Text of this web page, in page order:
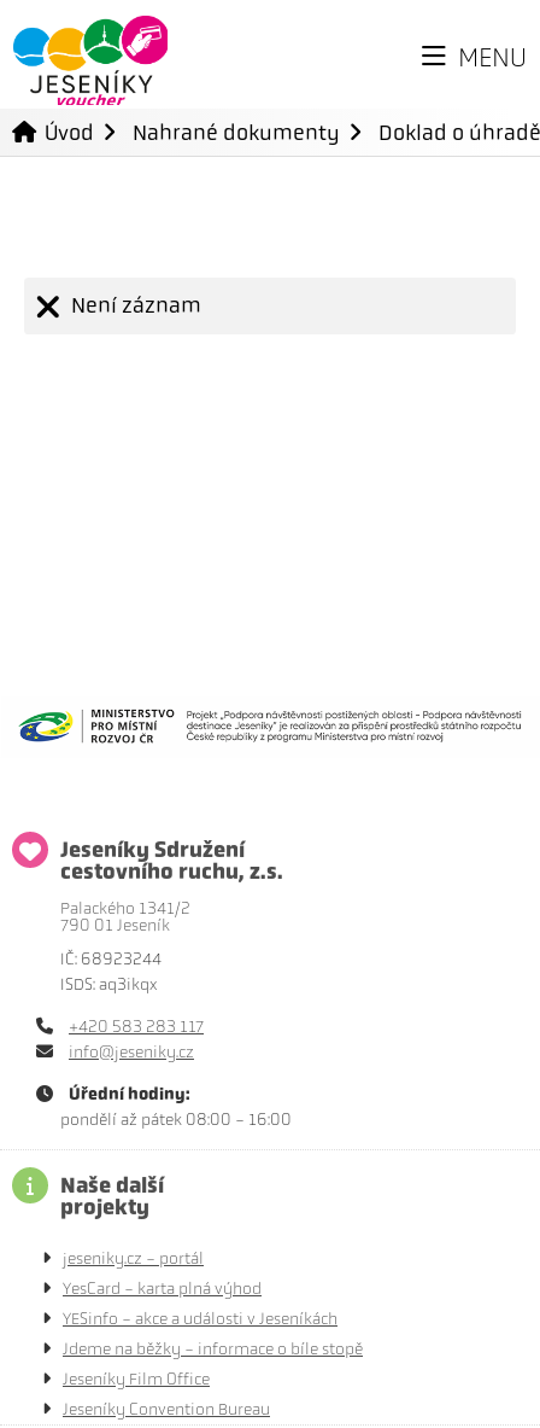
MENU
Úvod Nahrané dokumenty Doklad o
Není záznam
Jeseníky Sdružení
cestovního ruchu, z.s.
Palackého 1341/2
790 01 Jeseník
IČ: 68923244
ISDS: aq3ikqx
+420 583 283 117
info@jeseniky.cz
Úřední hodiny:
pondělí až pátek 08:00 - 16:00
Naše další
projekty
jeseniky.cz - portál
YesCard - karta plná výhod
YESinfo - akce a události v Jeseníkách
Jdeme na běžky - informace o bíle stopě
Jeseníky Film Office
Jeseníky Convention Bureau